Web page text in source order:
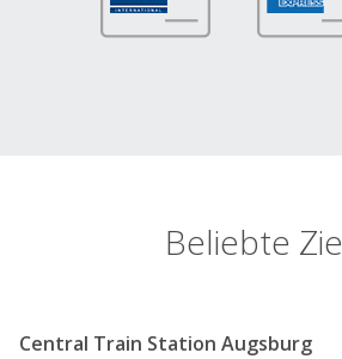
Beliebte
Central Train Station Augsburg